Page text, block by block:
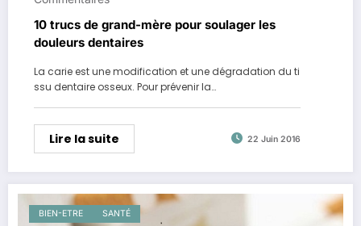
10 trucs de grand-mère pour soulager les
douleurs dentaires
La carie est une modification et une dégradation du ti
ssu dentaire osseux. Pour prévenir la…
Lire la suite 22 Juin 2016
BIEN-ETRE SANTÉ